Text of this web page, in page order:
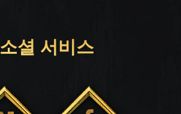
소셜 서비스